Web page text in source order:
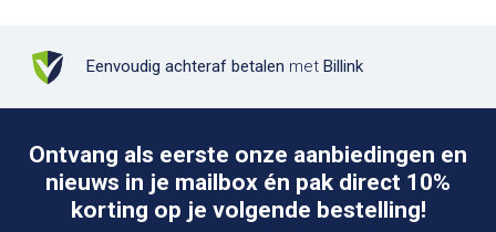
Eenvoudig achteraf betalen met Billink
Ontvang als eerste onze aanbiedingen en
nieuws in je mailbox én pak direct 10%
korting op je volgende bestelling!